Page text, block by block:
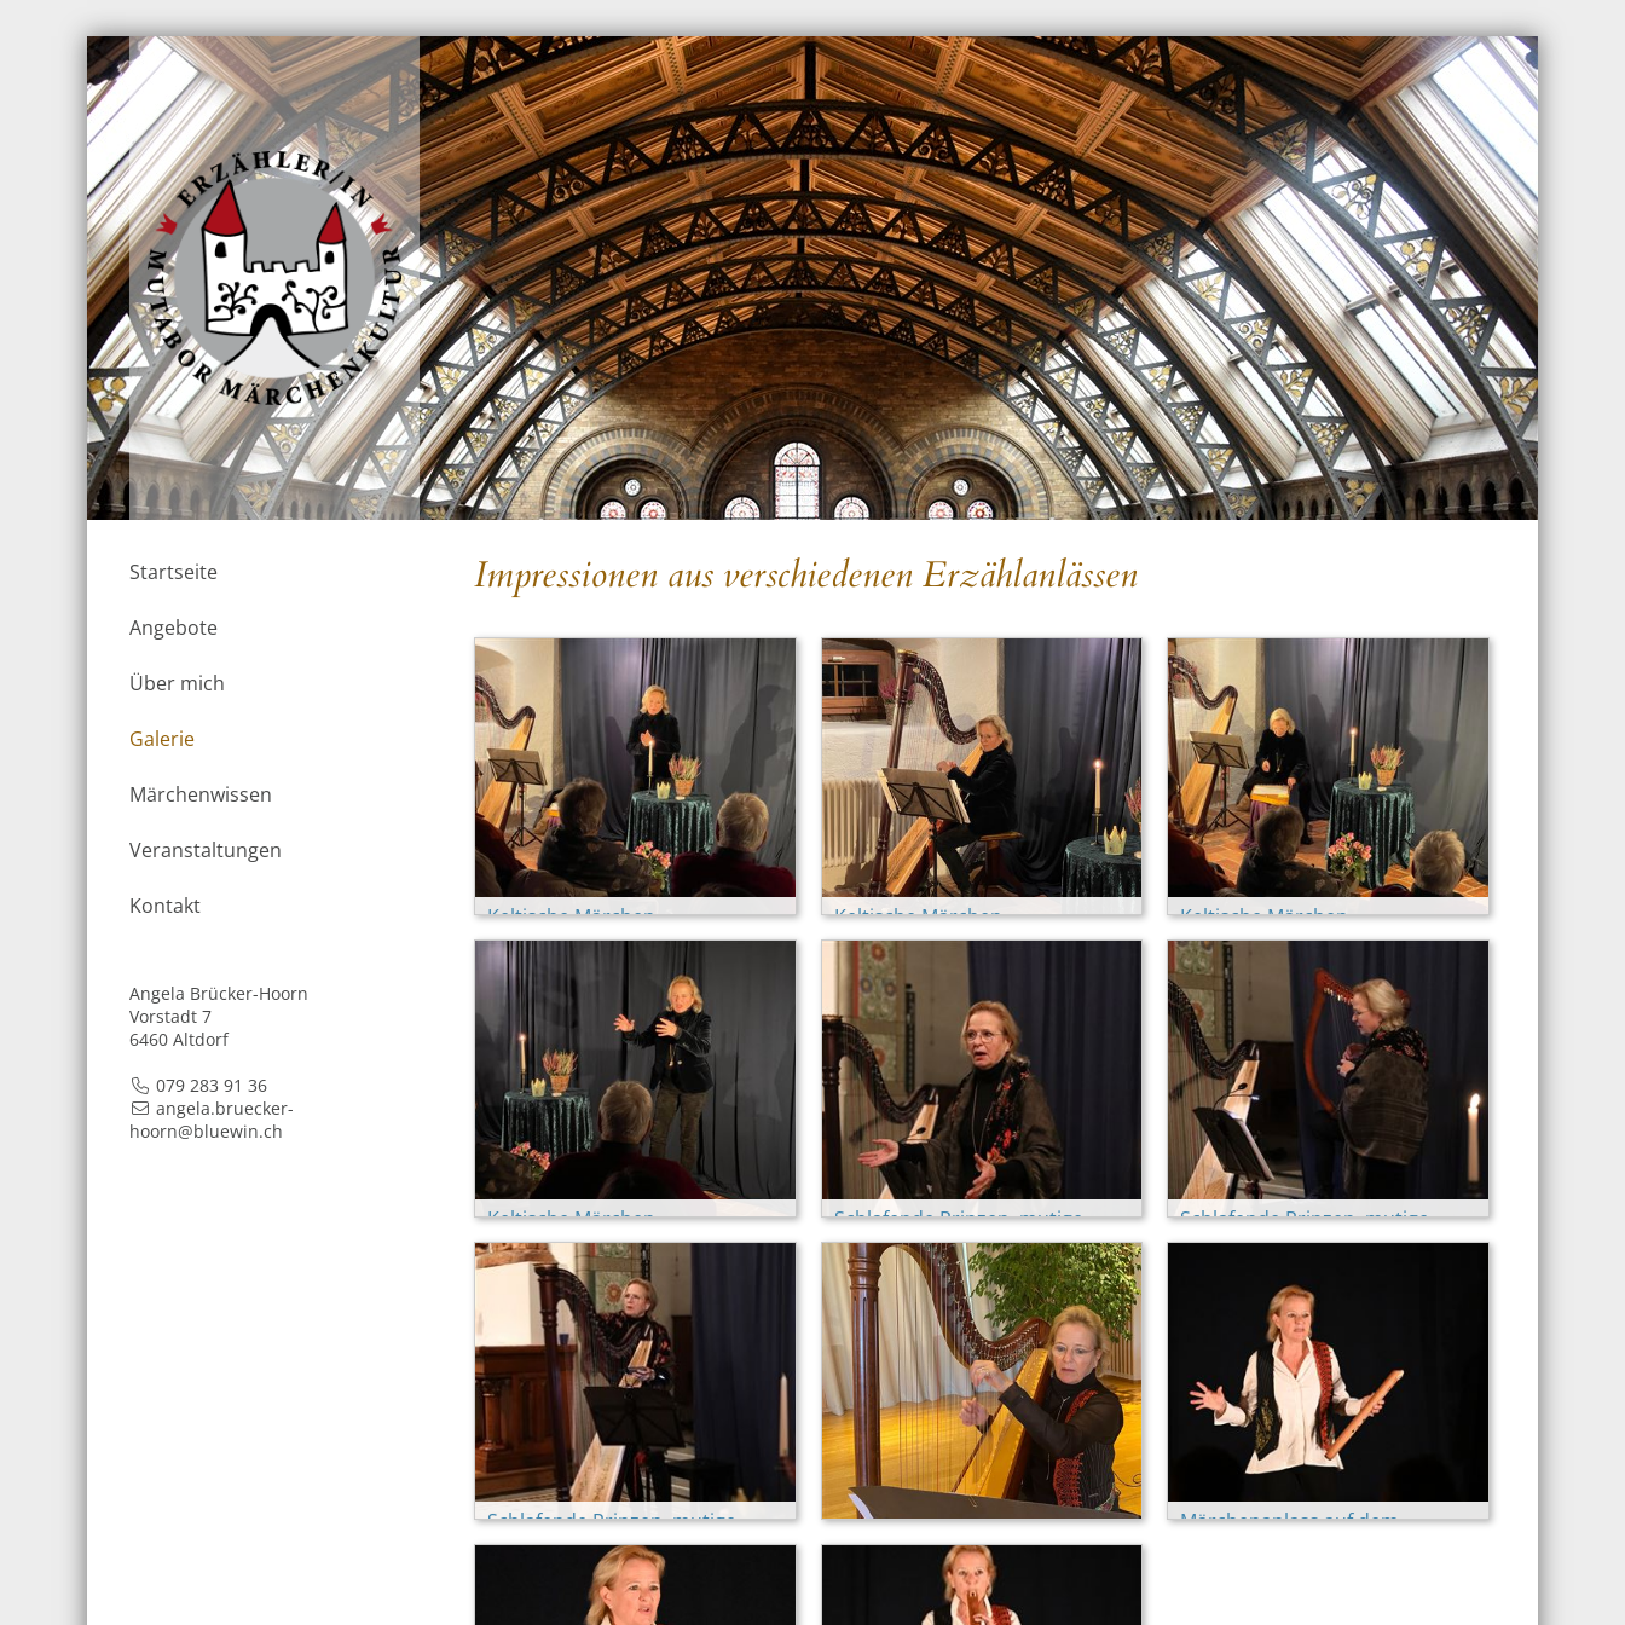
Startseite
Angebote
Über mich
Galerie
Märchenwissen
Veranstaltungen
Kontakt
Angela Brücker-Hoorn
Vorstadt 7
6460 Altdorf
079 283 91 36
angela.bruecker-
hoorn@bluewin.ch
Impressionen aus verschiedenen Erzählanlässen
Keltische Märchen
(Martinskeller)
Keltische Märchen
(Martinskeller)
Keltische Märchen
(Martinskeller)
Keltische Märchen
(Martinskeller)
Schlafende Prinzen, mutige
Prinzessinnen (Luzern)
Schlafende Prinzen, mutige
Prinzessinnen (Luzern)
Schlafende Prinzen, mutige
Prinzessinnen (Luzern)
Märchennachmittag im Gstaad
Märchenanlass auf dem